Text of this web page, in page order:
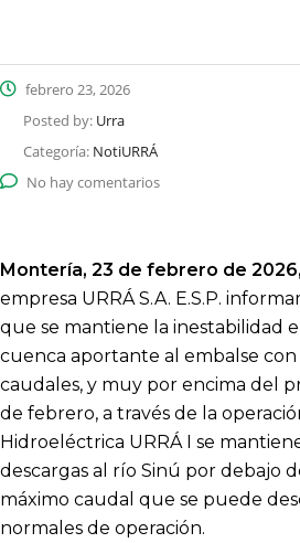
febrero 23, 2026
Posted by: Urra
Categoría: NotiURRÁ
No hay comentarios
Montería, 23 de febrero de
empresa URRÁ S.A. E.S.P.
que se mantiene la inestabilidad
cuenca aportante al embalse con
caudales, y muy por encima del
de febrero, a través de la
Hidroeléctrica URRÁ I se
descargas al río Sinú por debajo
máximo caudal que se puede
normales de operación.